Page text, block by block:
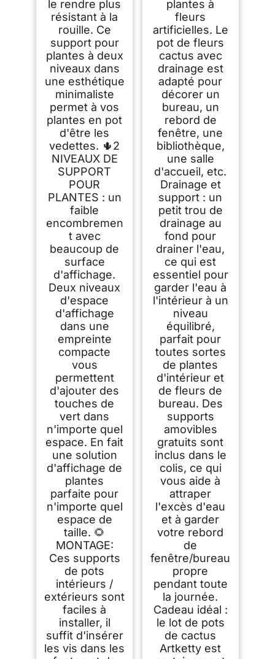
le rendre plus
résistant à la
rouille. Ce
support pour
plantes à deux
niveaux dans
une esthétique
minimaliste
permet à vos
plantes en pot
d'être les
vedettes. 🌵2
NIVEAUX DE
SUPPORT
POUR
PLANTES : un
faible
encombremen
t avec
beaucoup de
surface
d'affichage.
Deux niveaux
d'espace
d'affichage
dans une
empreinte
compacte
vous
permettent
d'ajouter des
touches de
vert dans
n'importe quel
espace. En fait
une solution
d'affichage de
plantes
parfaite pour
n'importe quel
espace de
taille. 🌻
MONTAGE:
Ces supports
de pots
intérieurs /
extérieurs sont
faciles à
installer, il
suffit d'insérer
les vis dans les
plantes à
fleurs
artificielles. Le
pot de fleurs
cactus avec
drainage est
adapté pour
décorer un
bureau, un
rebord de
fenêtre, une
bibliothèque,
une salle
d'accueil, etc.
Drainage et
support : un
petit trou de
drainage au
fond pour
drainer l'eau,
ce qui est
essentiel pour
garder l'eau à
l'intérieur à un
niveau
équilibré,
parfait pour
toutes sortes
de plantes
d'intérieur et
de fleurs de
bureau. Des
supports
amovibles
gratuits sont
inclus dans le
colis, ce qui
vous aide à
attraper
l'excès d'eau
et à garder
votre rebord
de
fenêtre/bureau
propre
pendant toute
la journée.
Cadeau idéal :
le lot de pots
de cactus
Artketty est